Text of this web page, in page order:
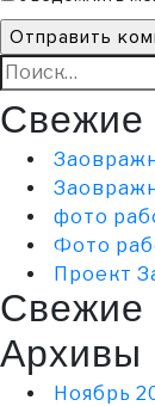
Найти:
Свежие
фото
Фото
Проект
Свежие
Архивы
Ноябрь